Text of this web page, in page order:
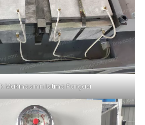
Makinasının Isıtma Parçası